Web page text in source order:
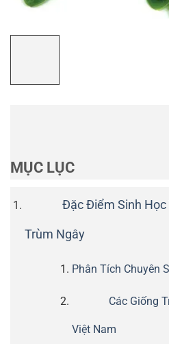
MỤC LỤC
Đặc Điểm Sinh Học
Trùm Ngây
Phân Tích Chuyên
Các Giống
Việt Nam